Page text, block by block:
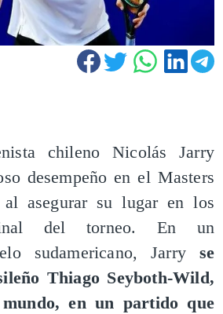
chileno Nicolás Jarry
desempeño en el Masters
asegurar su lugar en los
del torneo. En un
sudamericano, Jarryse
Thiago Seyboth-Wild,
en un partido que